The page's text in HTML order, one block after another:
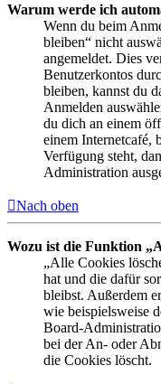
Warum werde ich
Wenn du beim
bleiben“ nicht
angemeldet. Dies
Benutzerkontos
bleiben, kannst du
Anmelden
du dich an einem
einem Internetcafé,
Verfügung steht,
Administration
Nach oben
Wozu ist die Funktion
„Alle Cookies
hat und die dafür
bleibst. Außerdem
wie beispielsweise
Board-
bei der An- oder
die Cookies löscht.